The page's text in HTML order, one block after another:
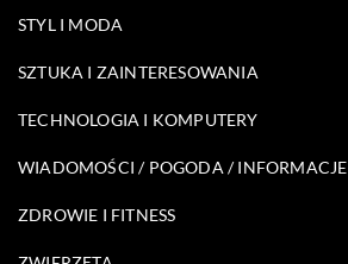
STYL I MODA
SZTUKA I ZAINTERESOWANIA
TECHNOLOGIA I KOMPUTERY
WIADOMOŚCI / POGODA / INFORMACJE
ZDROWIE I FITNESS